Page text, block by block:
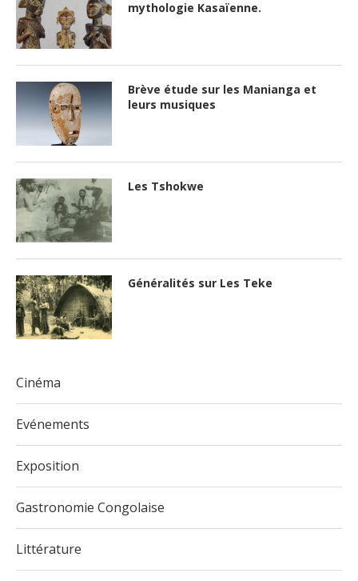
mythologie Kasaïenne.
Brève étude sur les Manianga et
leurs musiques
Les Tshokwe
Généralités sur Les Teke
Cinéma
Evénements
Exposition
Gastronomie Congolaise
Littérature